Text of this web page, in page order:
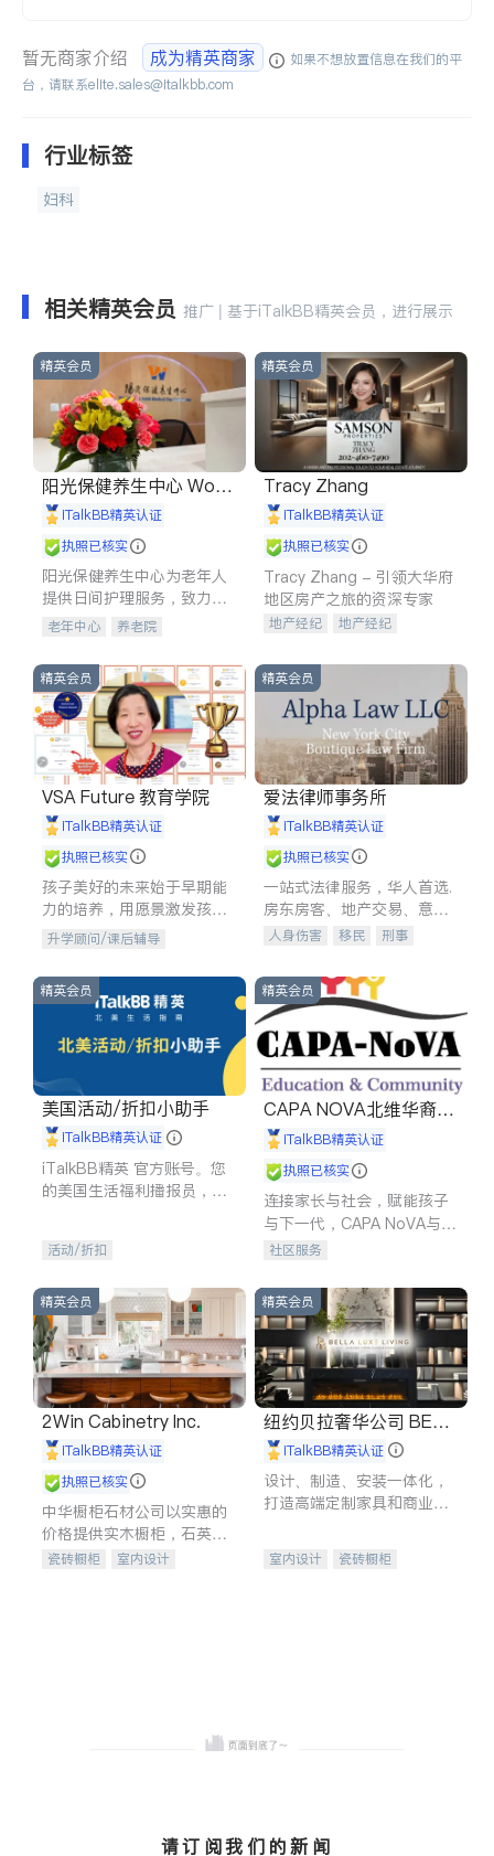
暂无商家介绍 成为精英商家
如果不想放置信息在我们的平
台，请联系elite.sales@italkbb.com
行业标签
妇科
相关精英会员 推广 | 基于iTalkBB精英会员，进行展示
精英会员
阳光保健养生中心 World
shine
iTalkBB精英认证
执照已核实
阳光保健养生中心为老年人
提供日间护理服务，致力于
通过持续的护理创新来有效
老年中心 养老院
精英会员
Tracy Zhang
iTalkBB精英认证
执照已核实
Tracy Zhang - 引领大华府
地区房产之旅的资深专家
地产经纪
地产经纪
商铺租售
精英会员
VSA Future 教育学院
iTalkBB精英认证
执照已核实
孩子美好的未来始于早期能
力的培养，用愿景激发孩子
的学习潜力和动力。理念：
拥有成长型心态是成功的基
石。
升学顾问/课后辅导
精英会员
爱法律师事务所
iTalkBB精英认证
执照已核实
一站式法律服务，华人首选.
房东房客、地产交易、意外
伤害、车祸重伤、商业诉
建筑合同、刑事案件全包办
人身伤害 移民
刑事
信托/遗嘱
商业
索赔
律师-其它 保释
精英会员
美国活动/折扣小助手
iTalkBB精英认证
iTalkBB精英 官方账号。您
的美国生活福利播报员，精
专属福利。
活动/折扣
精英会员
CAPA NOVA北维华裔家
长会iTalkBB精英认证
执照已核实
连接家长与社会，赋能孩子
与下一代，CAPA NoVA与您
携手建设包容、公平、充满
社区服务
精英会员
2Win Cabinetry Inc.
iTalkBB精英认证
执照已核实
中华橱柜石材公司以实惠的
价格提供实木橱柜，石英石
台面，多种优质不锈钢水
瓷砖橱柜
室内设计
精英会员
纽约贝拉奢华公司 BELL
A LUXE
iTalkBB精英认证
设计、制造、安装一体化，
打造高端定制家具和商业空
室内设计
瓷砖橱柜
请订阅我们的新闻